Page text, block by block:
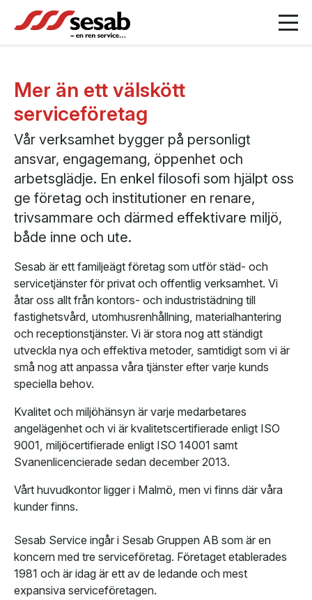
Mer än ett välskött
serviceföretag
Vår verksamhet bygger på personligt
ansvar, engagemang, öppenhet och
arbetsglädje. En enkel filosofi som hjälpt oss
ge företag och institutioner en renare,
trivsammare och därmed effektivare miljö,
både inne och ute.
Sesab är ett familjeägt företag som utför städ- och
servicetjänster för privat och offentlig verksamhet. Vi
åtar oss allt från kontors- och industristädning till
fastighetsvård, utomhusrenhållning, materialhantering
och receptionstjänster. Vi är stora nog att ständigt
utveckla nya och effektiva metoder, samtidigt som vi är
små nog att anpassa våra tjänster efter varje kunds
speciella behov.
Kvalitet och miljöhänsyn är varje medarbetares
angelägenhet och vi är kvalitetscertifierade enligt ISO
9001, miljöcertifierade enligt ISO 14001 samt
Svanenlicencierade sedan december 2013.
Vårt huvudkontor ligger i Malmö, men vi finns där våra
kunder finns.
Sesab Service ingår i Sesab Gruppen AB som är en
koncern med tre serviceföretag. Företaget etablerades
1981 och är idag är ett av de ledande och mest
expansiva serviceföretagen.